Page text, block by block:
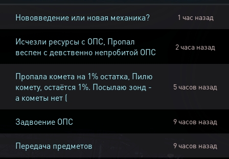
Нововведение или новая механика? 1 час назад
Исчезли ресурсы с ОПС, Пропал
веспен с девственно непробитой ОПС
2 часа назад
Пропала комета на 1% остатка, Пилю
комету, остаётся 1%. Посылаю зонд -
а кометы нет (
5 часов назад
Задвоение ОПС 9 часов назад
Передача предметов 9 часов назад